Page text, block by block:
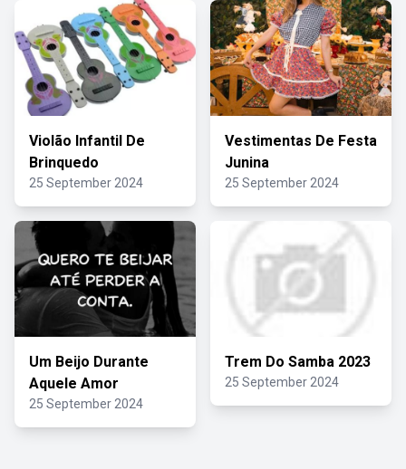
Violão Infantil De
Brinquedo
25 September 2024
Vestimentas De Festa
Junina
25 September 2024
Um Beijo Durante
Aquele Amor
25 September 2024
Trem Do Samba 2023
25 September 2024